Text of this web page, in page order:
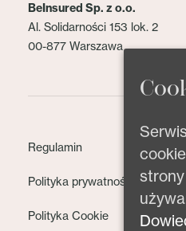
BeInsured Sp. z o.o.
Al. Solidarności 153 lok. 2
00-877 Warszawa
Regulamin
Polityka prywatności
Polityka Cookie